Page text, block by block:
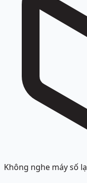
Không nghe máy số lạ